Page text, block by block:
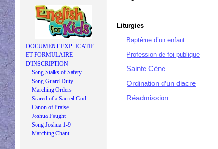
DOCUMENT EXPLICATIF
ET FORMULAIRE
D'INSCRIPTION
Song Stalks of Safety
Song Guard Duty
Marching Orders
Scared of a Sacred God
Canon of Praise
Joshua Fought
Song Joshua 1-9
Marching Chant
Liturgies
Baptême d’un enfant
Profession de foi publique
Sainte Cène
Ordination d’un diacre
Réadmission